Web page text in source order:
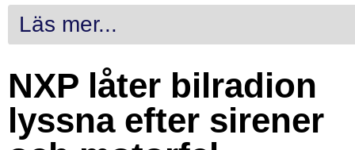
Läs mer...
NXP låter bilradion
lyssna efter sirener